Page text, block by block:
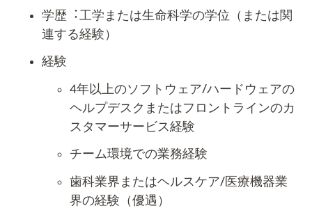
学歴︓工学または生命科学の学位（または関
連する経験）
経験
4年以上のソフトウェア/ハードウェアの
ヘルプデスクまたはフロントラインのカ
スタマーサービス経験
チーム環境での業務経験
歯科業界またはヘルスケア/医療機器業
界の経験（優遇）